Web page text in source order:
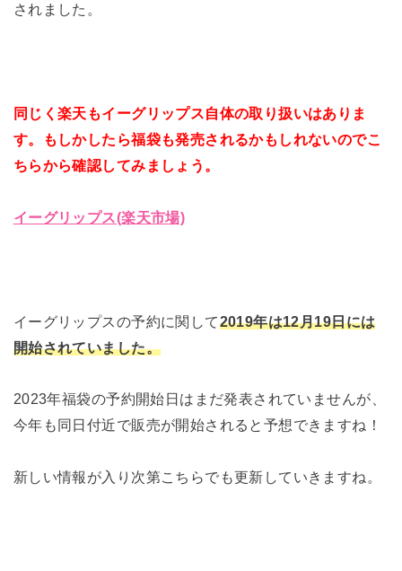
されました。
同じく楽天もイーグリップス自体の取り扱いはありま
す。もしかしたら福袋も発売されるかもしれないのでこ
ちらから確認してみましょう。
イーグリップス(楽天市場)
イーグリップスの予約に関して2019年は12月19日には
開始されていました。
2023年福袋の予約開始日はまだ発表されていませんが、
今年も同日付近で販売が開始されると予想できますね！
新しい情報が入り次第こちらでも更新していきますね。